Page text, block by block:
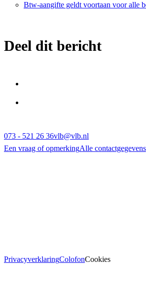
Btw-aangifte geldt voortaan voor alle
Deel dit bericht
073 - 521 26 36vlb@vlb.nl
Een vraag of opmerkingAlle contactgegevens
PrivacyverklaringColofonCookies